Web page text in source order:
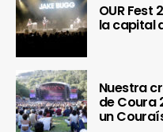
OUR Fest
la capital
Nuestra
de Coura
un